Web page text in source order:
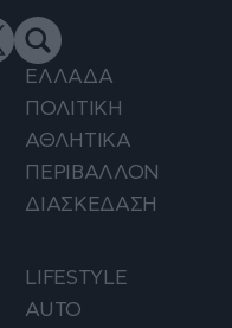
ΕΛΛΑΔΑ
ΠΟΛΙΤΙΚΗ
ΑΘΛΗΤΙΚΑ
ΠΕΡΙΒΑΛΛΟΝ
ΔΙΑΣΚΕΔΑΣΗ
LIFESTYLE
AUTO